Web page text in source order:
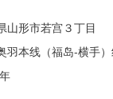
山形市若宫３丁目
羽本线（福岛-横手